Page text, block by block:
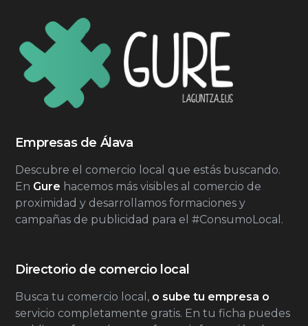
Empresas de Álava
Descubre el comercio local que estás buscando.
En Gure hacemos más visibles al comercio de
proximidad y desarrollamos formaciones y
campañas de publicidad para el #ConsumoLocal.
Directorio de comercio local
Busca tu comercio local, o sube tu empresa o
servicio completamente gratis. En tu ficha puedes